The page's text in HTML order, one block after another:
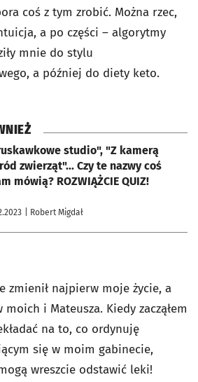
coś z tym zrobić. Można rzec,
a po części – algorytmy
mnie do stylu
a później do diety keto.
studio", "Z kamerą
zwierząt"... Czy te nazwy coś
mówią? ROZWIĄŻCIE QUIZ!
| Robert Migdał
zmienił najpierw moje życie, a
i Mateusza. Kiedy zacząłem
na to, co ordynuję
się w moim gabinecie,
wreszcie odstawić leki!